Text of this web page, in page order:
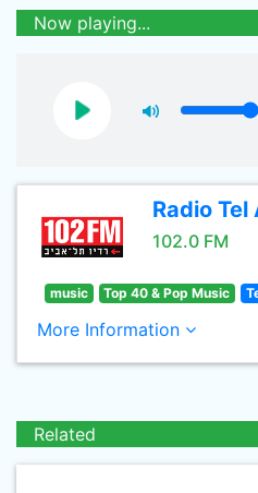
Now playing...
Radio Tel
102.0 FM
music Top 40 & Pop Music
More Information
Related